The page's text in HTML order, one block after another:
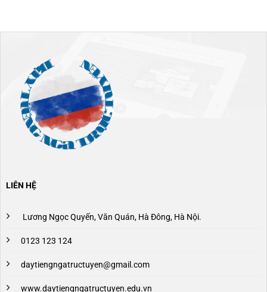
LIÊN HỆ
Lương Ngọc Quyến, Văn Quán, Hà Đông, Hà Nội.
0123 123 124
daytiengngatructuyen@gmail.com
www.daytiengngatructuyen.edu.vn